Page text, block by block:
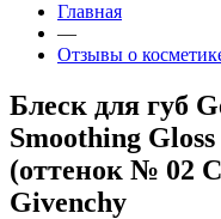
Главная
—
Отзывы о
Блеск для губ
Smoothing
(оттенок № 02
Givenchy